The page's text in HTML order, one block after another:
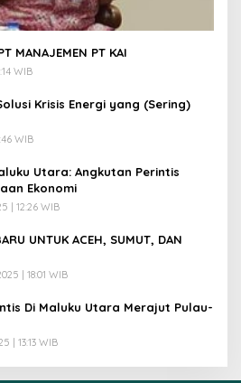
MANAJEMEN PT KAI
WIB
Krisis Energi yang (Sering)
WIB
Utara: Angkutan Perintis
Ekonomi
| 12:26 WIB
UNTUK ACEH, SUMUT, DAN
| 18:01 WIB
Di Maluku Utara Merajut Pulau-
| 13:13 WIB